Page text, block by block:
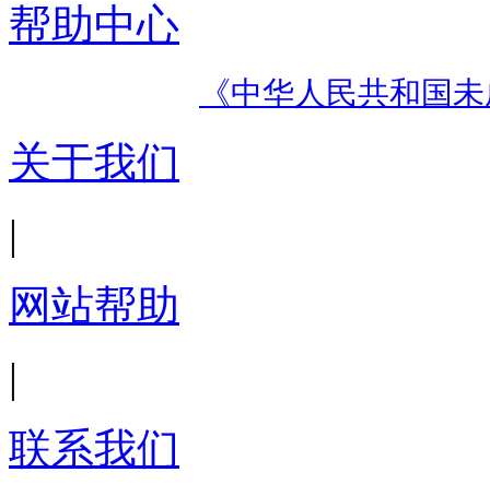
帮助中心
《中华人民共和国
关于我们
|
网站帮助
|
联系我们